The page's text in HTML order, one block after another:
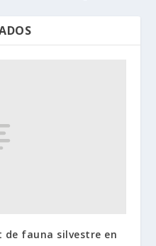
fauna silvestre en